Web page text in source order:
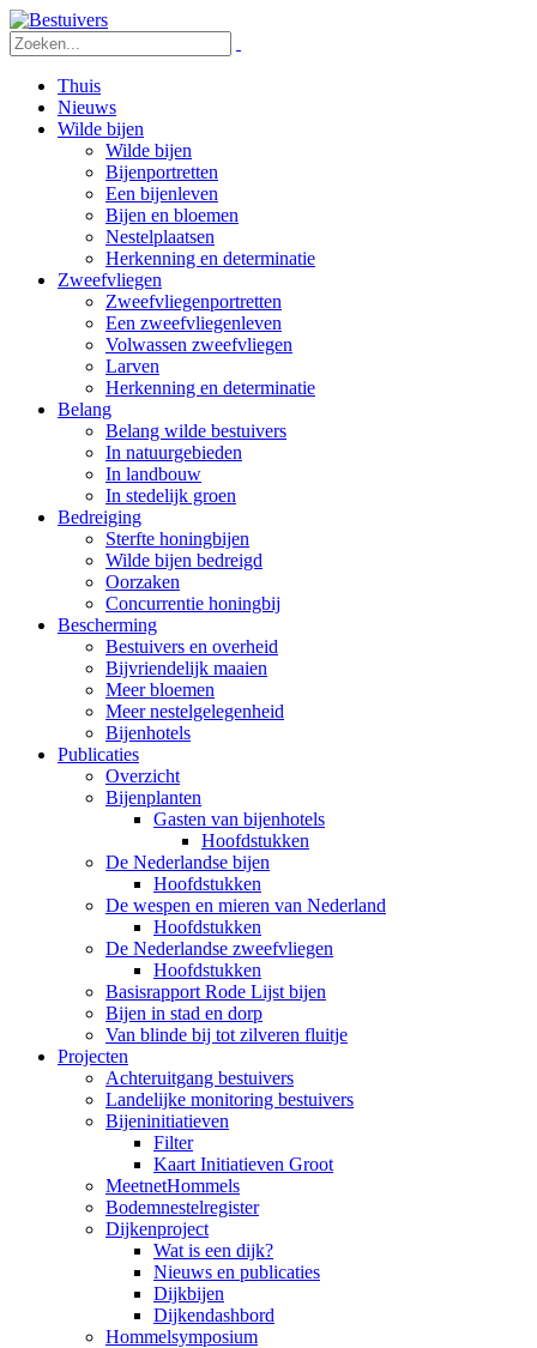
Thuis
Nieuws
Wilde bijen
Wilde bijen
Bijenportretten
Een bijenleven
Bijen en bloemen
Nestelplaatsen
Herkenning en determinatie
Zweefvliegen
Zweefvliegenportretten
Een zweefvliegenleven
Volwassen zweefvliegen
Larven
Herkenning en determinatie
Belang
Belang wilde bestuivers
In natuurgebieden
In landbouw
In stedelijk groen
Bedreiging
Sterfte honingbijen
Wilde bijen bedreigd
Oorzaken
Concurrentie honingbij
Bescherming
Bestuivers en overheid
Bijvriendelijk maaien
Meer bloemen
Meer nestelgelegenheid
Bijenhotels
Publicaties
Overzicht
Bijenplanten
Gasten van bijenhotels
Hoofdstukken
De Nederlandse bijen
Hoofdstukken
De wespen en mieren van Nederland
Hoofdstukken
De Nederlandse zweefvliegen
Hoofdstukken
Basisrapport Rode Lijst bijen
Bijen in stad en dorp
Van blinde bij tot zilveren fluitje
Projecten
Achteruitgang bestuivers
Landelijke monitoring bestuivers
Bijeninitiatieven
Filter
Kaart Initiatieven Groot
MeetnetHommels
Bodemnestelregister
Dijkenproject
Wat is een dijk?
Nieuws en publicaties
Dijkbijen
Dijkendashbord
Hommelsymposium